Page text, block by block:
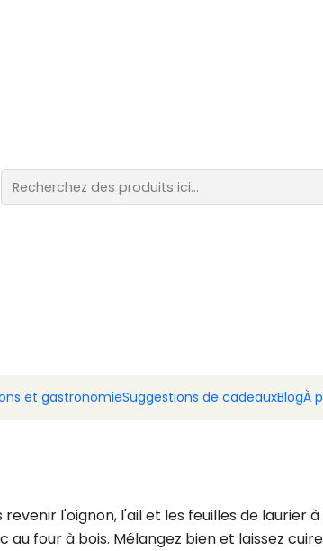
et gastronomieSuggestions de cadeauxBlogÀ
dés.
l'oignon, l'ail et les feuilles de laurier
four à bois. Mélangez bien et laissez